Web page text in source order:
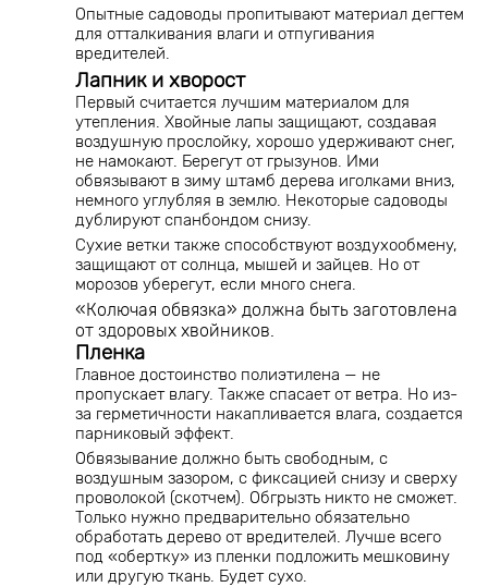
Опытные садоводы пропитывают материал дегтем
для отталкивания влаги и отпугивания
вредителей.
Лапник и хворост
Первый считается лучшим материалом для
утепления. Хвойные лапы защищают, создавая
воздушную прослойку, хорошо удерживают снег,
не намокают. Берегут от грызунов. Ими
обвязывают в зиму штамб дерева иголками вниз,
немного углубляя в землю. Некоторые садоводы
дублируют спанбондом снизу.
Сухие ветки также способствуют воздухообмену,
защищают от солнца, мышей и зайцев. Но от
морозов уберегут, если много снега.
«Колючая обвязка» должна быть заготовлена
от здоровых хвойников.
Пленка
Главное достоинство полиэтилена — не
пропускает влагу. Также спасает от ветра. Но из-
за герметичности накапливается влага, создается
парниковый эффект.
Обвязывание должно быть свободным, с
воздушным зазором, с фиксацией снизу и сверху
проволокой (скотчем). Обгрызть никто не сможет.
Только нужно предварительно обязательно
обработать дерево от вредителей. Лучше всего
под «обертку» из пленки подложить мешковину
или другую ткань. Будет сухо.